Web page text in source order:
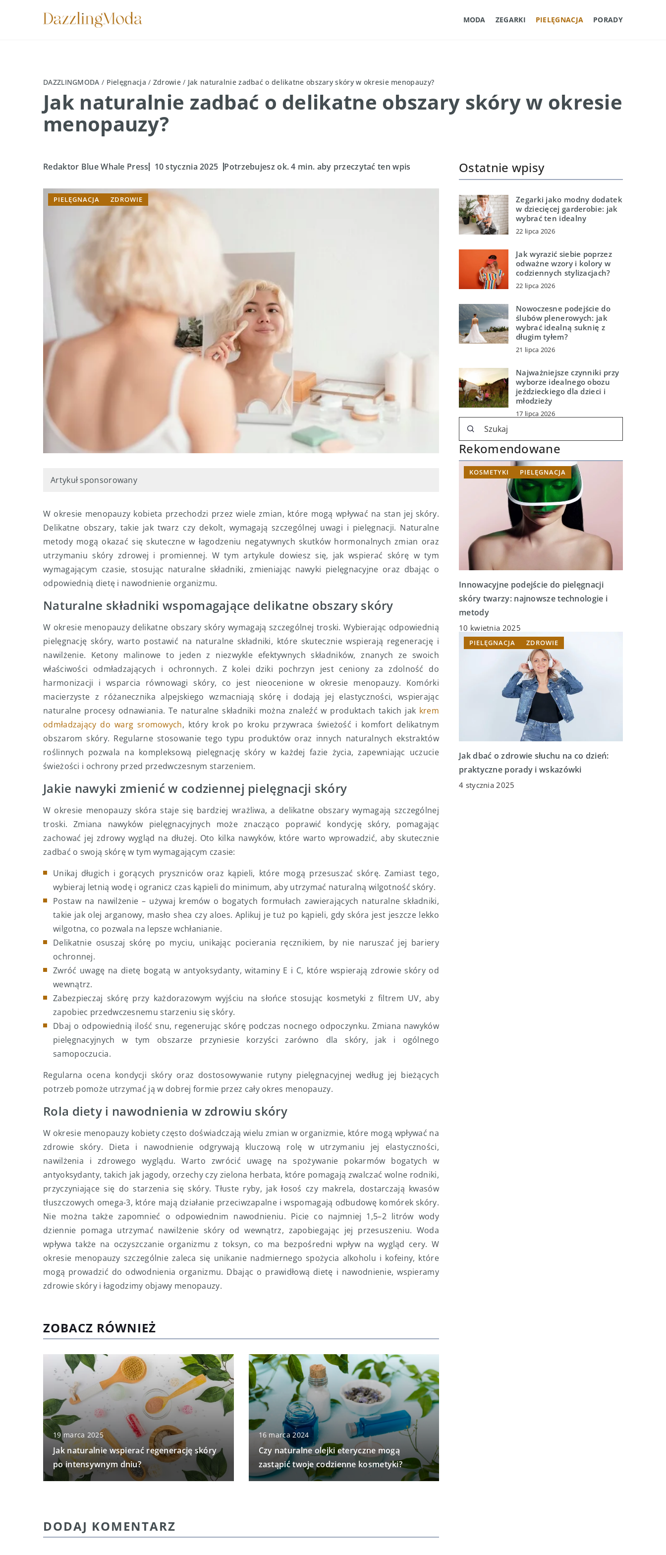
MODA ZEGARKI PIELĘGNACJA PORADY
DAZZLINGMODA / Pielęgnacja / Zdrowie/ Jak naturalnie zadbać o delikatne obszary skóry w okresie menopauzy?
Jak naturalnie zadbać o delikatne obszary skóry w okresie
menopauzy?
Redaktor Blue Whale Press 10 stycznia 2025 Potrzebujesz ok. 4 min. aby przeczytać ten wpis
PIELĘGNACJA ZDROWIE
Artykuł sponsorowany
W okresie menopauzy kobieta przechodzi przez wiele zmian, które mogą wpływać na stan jej skóry.
Delikatne obszary, takie jak twarz czy dekolt, wymagają szczególnej uwagi i pielęgnacji. Naturalne
metody mogą okazać się skuteczne w łagodzeniu negatywnych skutków hormonalnych zmian oraz
utrzymaniu skóry zdrowej i promiennej. W tym artykule dowiesz się, jak wspierać skórę w tym
wymagającym czasie, stosując naturalne składniki, zmieniając nawyki pielęgnacyjne oraz dbając o
odpowiednią dietę i nawodnienie organizmu.
Naturalne składniki wspomagające delikatne obszary skóry
W okresie menopauzy delikatne obszary skóry wymagają szczególnej troski. Wybierając odpowiednią
pielęgnację skóry, warto postawić na naturalne składniki, które skutecznie wspierają regenerację i
nawilżenie. Ketony malinowe to jeden z niezwykle efektywnych składników, znanych ze swoich
właściwości odmładzających i ochronnych. Z kolei dziki pochrzyn jest ceniony za zdolność do
harmonizacji i wsparcia równowagi skóry, co jest nieocenione w okresie menopauzy. Komórki
macierzyste z różanecznika alpejskiego wzmacniają skórę i dodają jej elastyczności, wspierając
naturalne procesy odnawiania. Te naturalne składniki można znaleźć w produktach takich jak krem
odmładzający do warg sromowych, który krok po kroku przywraca świeżość i komfort delikatnym
obszarom skóry. Regularne stosowanie tego typu produktów oraz innych naturalnych ekstraktów
roślinnych pozwala na kompleksową pielęgnację skóry w każdej fazie życia, zapewniając uczucie
świeżości i ochrony przed przedwczesnym starzeniem.
Jakie nawyki zmienić w codziennej pielęgnacji skóry
W okresie menopauzy skóra staje się bardziej wrażliwa, a delikatne obszary wymagają szczególnej
troski. Zmiana nawyków pielęgnacyjnych może znacząco poprawić kondycję skóry, pomagając
zachować jej zdrowy wygląd na dłużej. Oto kilka nawyków, które warto wprowadzić, aby skutecznie
zadbać o swoją skórę w tym wymagającym czasie:
Unikaj długich i gorących pryszniców oraz kąpieli, które mogą przesuszać skórę. Zamiast tego,
wybieraj letnią wodę i ogranicz czas kąpieli do minimum, aby utrzymać naturalną wilgotność skóry.
Postaw na nawilżenie – używaj kremów o bogatych formułach zawierających naturalne składniki,
takie jak olej arganowy, masło shea czy aloes. Aplikuj je tuż po kąpieli, gdy skóra jest jeszcze lekko
wilgotna, co pozwala na lepsze wchłanianie.
Delikatnie osuszaj skórę po myciu, unikając pocierania ręcznikiem, by nie naruszać jej bariery
ochronnej.
Zwróć uwagę na dietę bogatą w antyoksydanty, witaminy E i C, które wspierają zdrowie skóry od
wewnątrz.
Zabezpieczaj skórę przy każdorazowym wyjściu na słońce stosując kosmetyki z filtrem UV, aby
zapobiec przedwczesnemu starzeniu się skóry.
Dbaj o odpowiednią ilość snu, regenerując skórę podczas nocnego odpoczynku. Zmiana nawyków
pielęgnacyjnych w tym obszarze przyniesie korzyści zarówno dla skóry, jak i ogólnego
samopoczucia.
Regularna ocena kondycji skóry oraz dostosowywanie rutyny pielęgnacyjnej według jej bieżących
potrzeb pomoże utrzymać ją w dobrej formie przez cały okres menopauzy.
Rola diety i nawodnienia w zdrowiu skóry
W okresie menopauzy kobiety często doświadczają wielu zmian w organizmie, które mogą wpływać na
zdrowie skóry. Dieta i nawodnienie odgrywają kluczową rolę w utrzymaniu jej elastyczności,
nawilżenia i zdrowego wyglądu. Warto zwrócić uwagę na spożywanie pokarmów bogatych w
antyoksydanty, takich jak jagody, orzechy czy zielona herbata, które pomagają zwalczać wolne rodniki,
przyczyniające się do starzenia się skóry. Tłuste ryby, jak łosoś czy makrela, dostarczają kwasów
tłuszczowych omega-3, które mają działanie przeciwzapalne i wspomagają odbudowę komórek skóry.
Nie można także zapomnieć o odpowiednim nawodnieniu. Picie co najmniej 1,5–2 litrów wody
dziennie pomaga utrzymać nawilżenie skóry od wewnątrz, zapobiegając jej przesuszeniu. Woda
wpływa także na oczyszczanie organizmu z toksyn, co ma bezpośredni wpływ na wygląd cery. W
okresie menopauzy szczególnie zaleca się unikanie nadmiernego spożycia alkoholu i kofeiny, które
mogą prowadzić do odwodnienia organizmu. Dbając o prawidłową dietę i nawodnienie, wspieramy
zdrowie skóry i łagodzimy objawy menopauzy.
ZOBACZ RÓWNIEŻ
19 marca 2025
Jak naturalnie wspierać regenerację skóry
po intensywnym dniu?
16 marca 2024
Czy naturalne olejki eteryczne mogą
zastąpić twoje codzienne kosmetyki?
Ostatnie wpisy
Zegarki jako modny dodatek
w dziecięcej garderobie: jak
wybrać ten idealny
22 lipca 2026
Jak wyrazić siebie poprzez
odważne wzory i kolory w
codziennych stylizacjach?
22 lipca 2026
Nowoczesne podejście do
ślubów plenerowych: jak
wybrać idealną suknię z
długim tyłem?
21 lipca 2026
Najważniejsze czynniki przy
wyborze idealnego obozu
jeździeckiego dla dzieci i
młodzieży
17 lipca 2026
Rekomendowane
KOSMETYKI PIELĘGNACJA
Innowacyjne podejście do pielęgnacji
skóry twarzy: najnowsze technologie i
metody
10 kwietnia 2025
PIELĘGNACJA ZDROWIE
Jak dbać o zdrowie słuchu na co dzień:
praktyczne porady i wskazówki
4 stycznia 2025
DODAJ KOMENTARZ